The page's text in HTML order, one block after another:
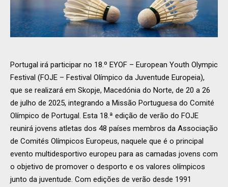
Portugal irá participar no 18.º EYOF – European Youth Olympic
Festival (FOJE – Festival Olímpico da Juventude Europeia),
que se realizará em Skopje, Macedónia do Norte, de 20 a 26
de julho de 2025, integrando a Missão Portuguesa do Comité
Olímpico de Portugal. Esta 18.ª edição de verão do FOJE
reunirá jovens atletas dos 48 países membros da Associação
de Comités Olímpicos Europeus, naquele que é o principal
evento multidesportivo europeu para as camadas jovens com
o objetivo de promover o desporto e os valores olímpicos
junto da juventude. Com edições de verão desde 1991